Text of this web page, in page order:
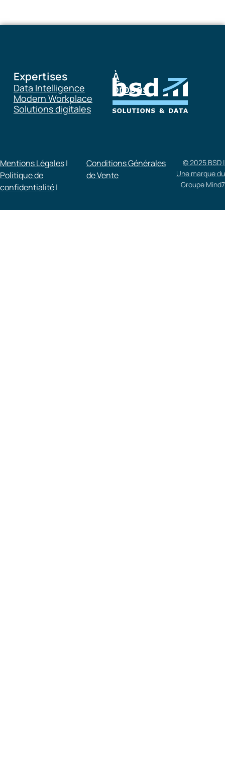
Expertises
Data Intelligence
Modern Workplace
Solutions digitales
À
propos
Mentions Légales|
Politique de
confidentialité|
Conditions Générales
de Vente​
© 2025 BSD |
Une marque du
Groupe Mind7